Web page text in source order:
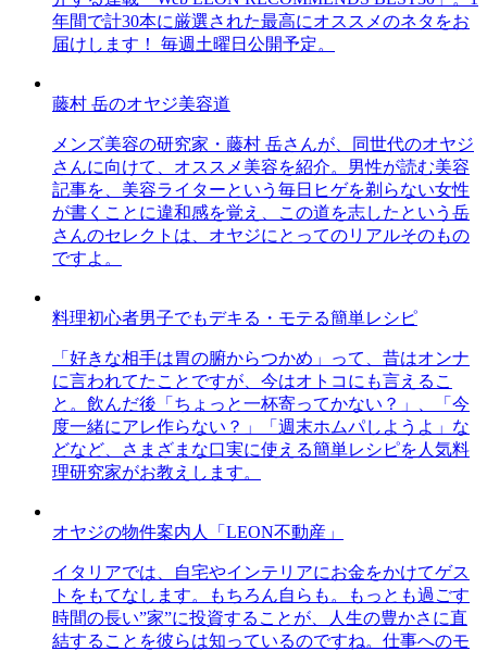
年間で計30本に厳選された最高にオススメのネタをお
届けします！ 毎週土曜日公開予定。
藤村 岳のオヤジ美容道
メンズ美容の研究家・藤村 岳さんが、同世代のオヤジ
さんに向けて、オススメ美容を紹介。男性が読む美容
記事を、美容ライターという毎日ヒゲを剃らない女性
が書くことに違和感を覚え、この道を志したという岳
さんのセレクトは、オヤジにとってのリアルそのもの
ですよ。
料理初心者男子でもデキる・モテる簡単レシピ
「好きな相手は胃の腑からつかめ」って、昔はオンナ
に言われてたことですが、今はオトコにも言えるこ
と。飲んだ後「ちょっと一杯寄ってかない？」、「今
度一緒にアレ作らない？」「週末ホムパしようよ」な
どなど、さまざまな口実に使える簡単レシピを人気料
理研究家がお教えします。
オヤジの物件案内人「LEON不動産」
イタリアでは、自宅やインテリアにお金をかけてゲス
トをもてなします。もちろん自らも。もっとも過ごす
時間の長い”家”に投資することが、人生の豊かさに直
結することを彼らは知っているのですね。仕事へのモ